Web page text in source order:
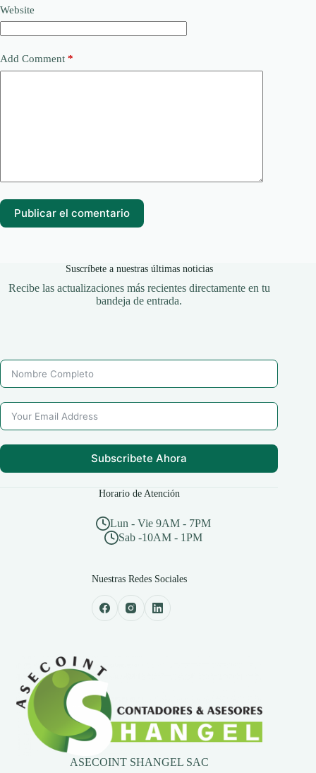
Website
Add Comment *
Publicar el comentario
Suscríbete a nuestras últimas noticias
Recibe las actualizaciones más recientes directamente en tu
bandeja de entrada.
Subscribete Ahora
Horario de Atención
Lun - Vie 9AM - 7PM
Sab -10AM - 1PM
Nuestras Redes Sociales
ASECOINT SHANGEL SAC